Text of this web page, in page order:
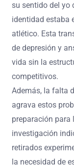
su sentido del yo
identidad estaba
atlético. Esta
de depresión y
vida sin la
competitivos.
Además, la falta
agrava estos
preparación para
investigación
retirados
la necesidad de